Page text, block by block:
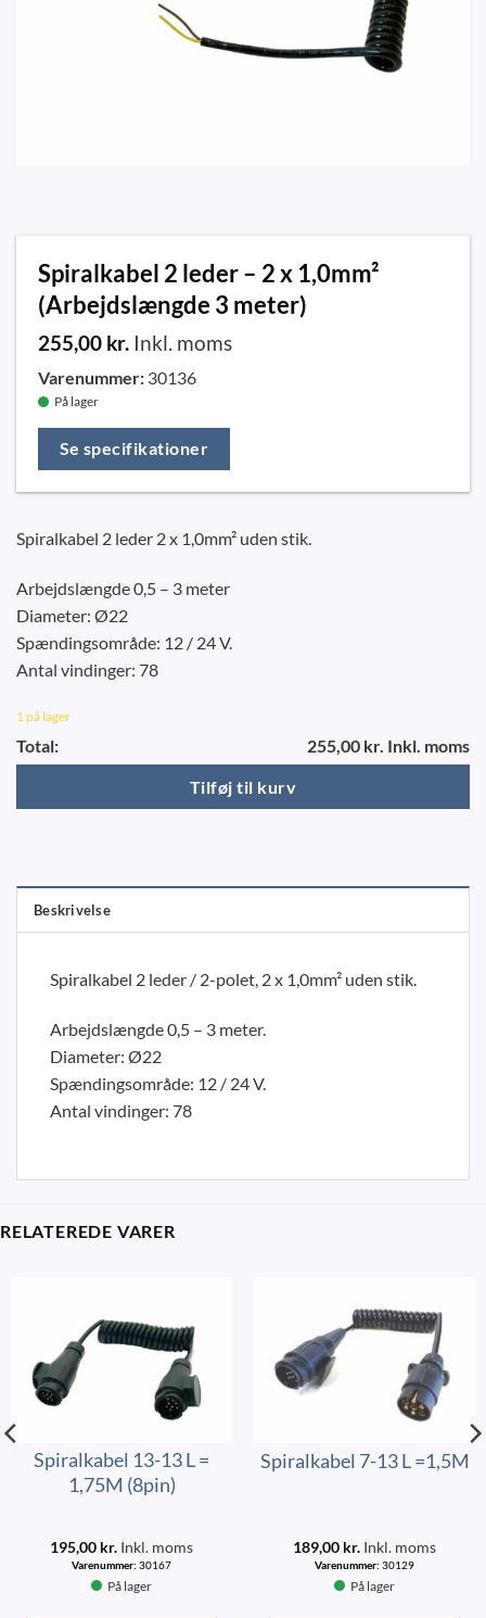
Spiralkabel 2 leder – 2 x 1,0mm²
(Arbejdslængde 3 meter)
255,00 kr. Inkl. moms
Varenummer: 30136
På lager
Se specifikationer
Spiralkabel 2 leder 2 x 1,0mm² uden stik.
Arbejdslængde 0,5 – 3 meter
Diameter: Ø22
Spændingsområde: 12 / 24 V.
Antal vindinger: 78
1 på lager
Total: 255,00 kr. Inkl. moms
Tilføj til kurv
Beskrivelse
Spiralkabel 2 leder / 2-polet, 2 x 1,0mm² uden stik.
Arbejdslængde 0,5 – 3 meter.
Diameter: Ø22
Spændingsområde: 12 / 24 V.
Antal vindinger: 78
RELATEREDE VARER
Spiralkabel 13-13 L =
1,75M (8pin)
195,00 kr. Inkl. moms
Varenummer: 30167
På lager
Spiralkabel 7-13 L =1,5M
189,00 kr. Inkl. moms
Varenummer: 30129
På lager